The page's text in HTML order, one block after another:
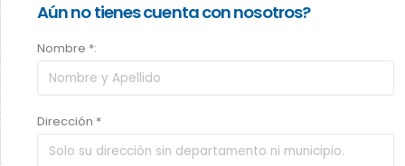
Aún no tienes cuenta con nosotros?
Nombre *:
Dirección *